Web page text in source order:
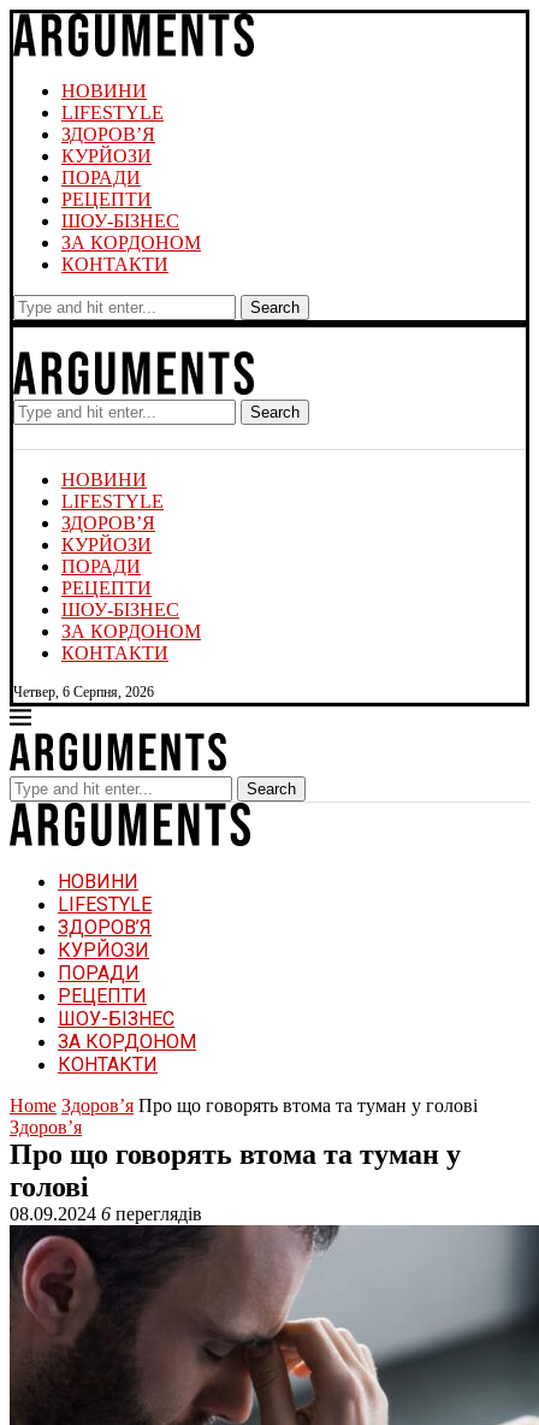
НОВИНИ
LIFESTYLE
ЗДОРОВ’Я
КУРЙОЗИ
ПОРАДИ
РЕЦЕПТИ
ШОУ-БІЗНЕС
ЗА КОРДОНОМ
КОНТАКТИ
Search
Search
НОВИНИ
LIFESTYLE
ЗДОРОВ’Я
КУРЙОЗИ
ПОРАДИ
РЕЦЕПТИ
ШОУ-БІЗНЕС
ЗА КОРДОНОМ
КОНТАКТИ
Четвер, 6 Серпня, 2026
Search
НОВИНИ
LIFESTYLE
ЗДОРОВ’Я
КУРЙОЗИ
ПОРАДИ
РЕЦЕПТИ
ШОУ-БІЗНЕС
ЗА КОРДОНОМ
КОНТАКТИ
Home Здоров’я Про що говорять втома та туман у голові
Здоров’я
Про що говорять втома та туман у
голові
08.09.2024 6 переглядів